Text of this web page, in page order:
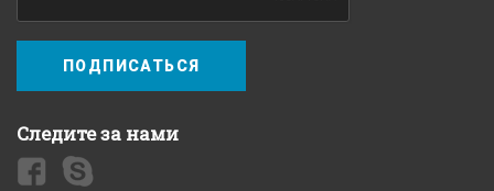
ПОДПИСАТЬСЯ
Следите за нами